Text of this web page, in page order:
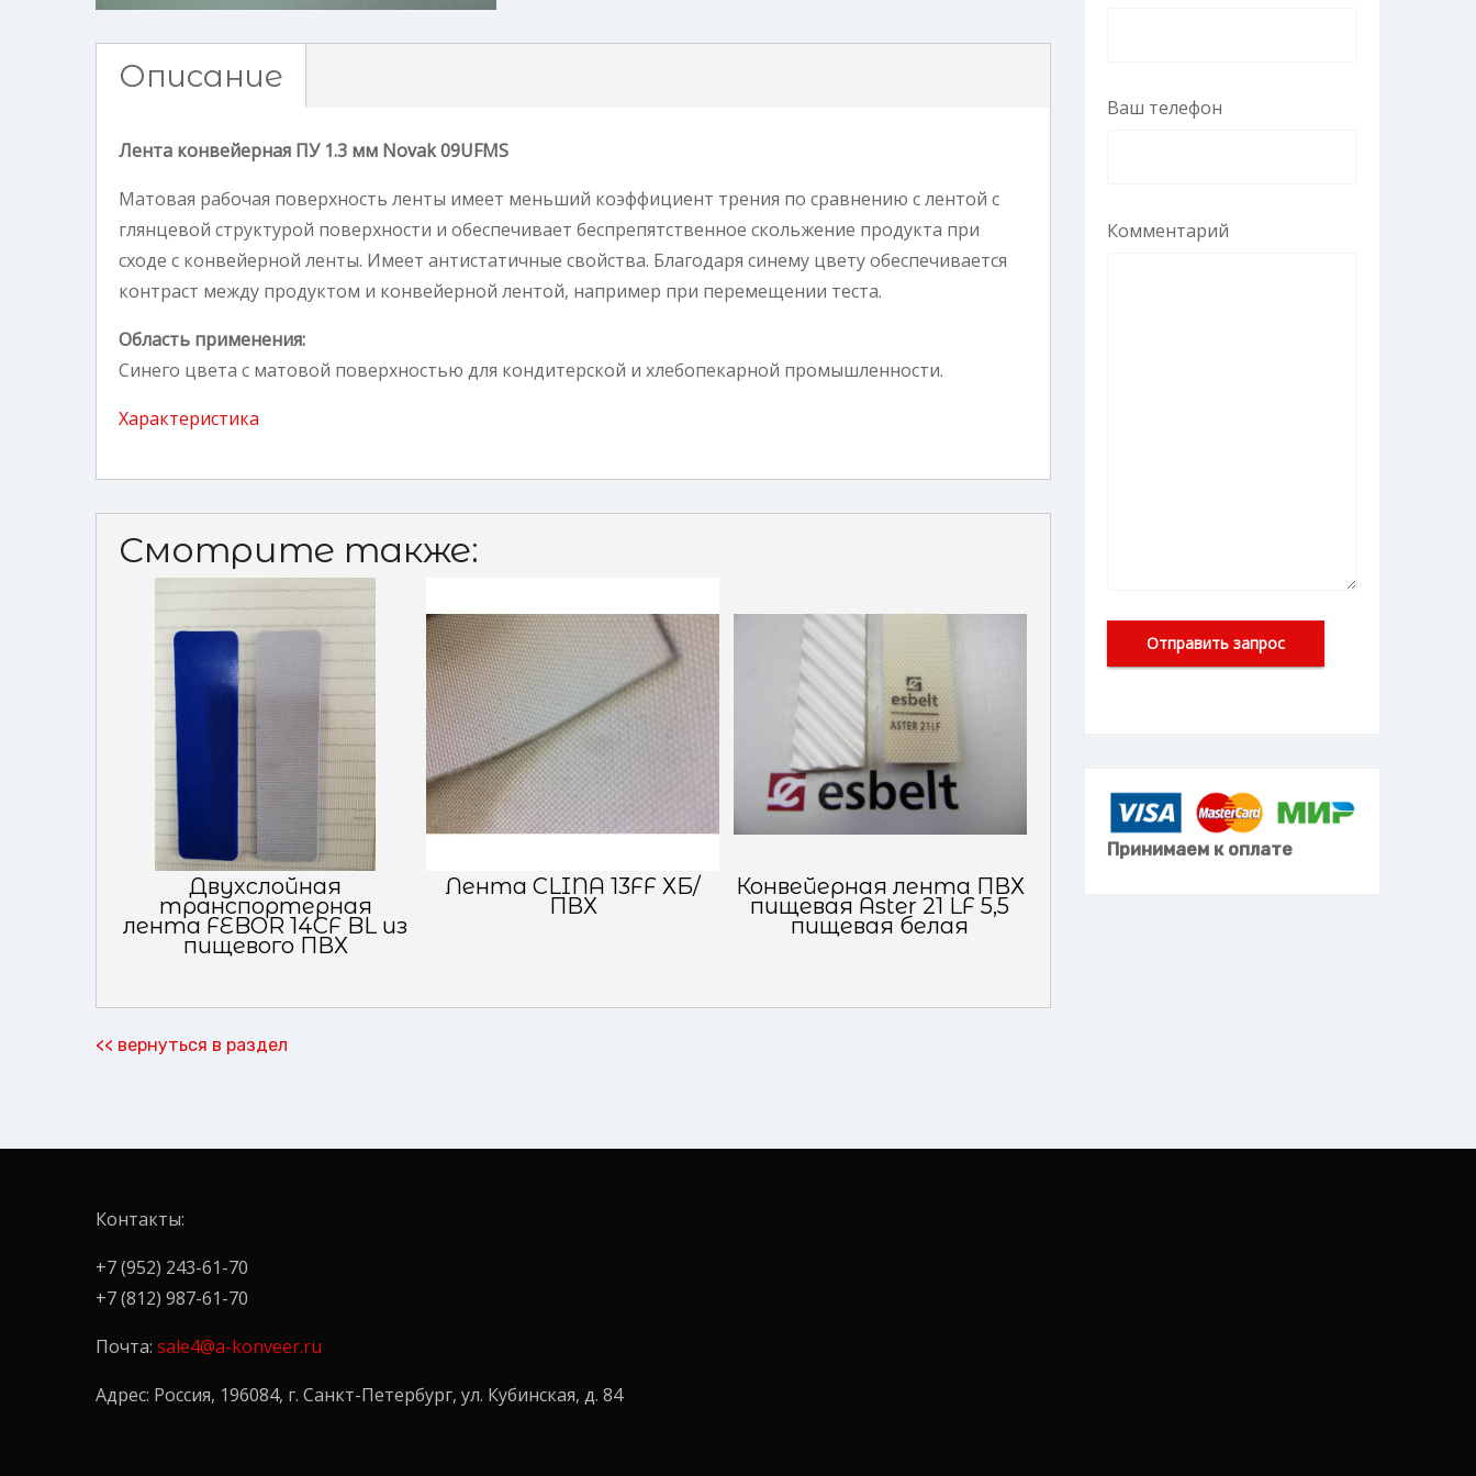
Описание
Лента конвейерная ПУ 1.3 мм Novak 09UFMS
Матовая рабочая поверхность ленты имеет меньший коэффициент трения по сравнению с лентой с
глянцевой структурой поверхности и обеспечивает беспрепятственное скольжение продукта при
сходе с конвейерной ленты. Имеет антистатичные свойства. Благодаря синему цвету обеспечивается
контраст между продуктом и конвейерной лентой, например при перемещении теста.
Область применения:
Синего цвета с матовой поверхностью для кондитерской и хлебопекарной промышленности.
Характеристика
Смотрите также:
Двухслойная
транспортерная
лента FEBOR 14CF BL из
пищевого ПВХ
Лента CLINA 13FF ХБ/
ПВХ
Конвейерная лента ПВХ
пищевая Aster 21 LF 5,5
пищевая белая
<< вернуться в раздел
Ваш телефон
Комментарий
Принимаем к оплате
Контакты:
+7 (952) 243-61-70
+7 (812) 987-61-70
Почта: sale4@a-konveer.ru
Адрес: Россия, 196084, г. Санкт-Петербург, ул. Кубинская, д. 84